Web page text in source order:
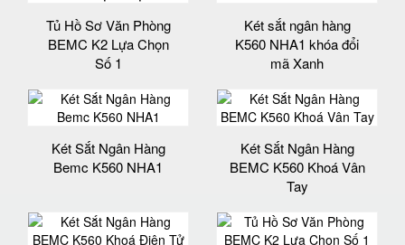
Tủ Hồ Sơ Văn Phòng
BEMC K2 Lựa Chọn
Số 1
Két sắt ngân hàng
K560 NHA1 khóa đổi
mã Xanh
Két Sắt Ngân Hàng
Bemc K560 NHA1
Két Sắt Ngân Hàng
BEMC K560 Khoá Vân
Tay